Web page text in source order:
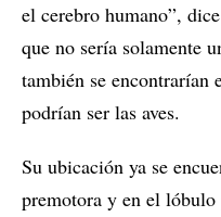
el cerebro humano”,
que no sería solamente
también se encontrarían
podrían ser las aves.
Su ubicación ya se
premotora y en el